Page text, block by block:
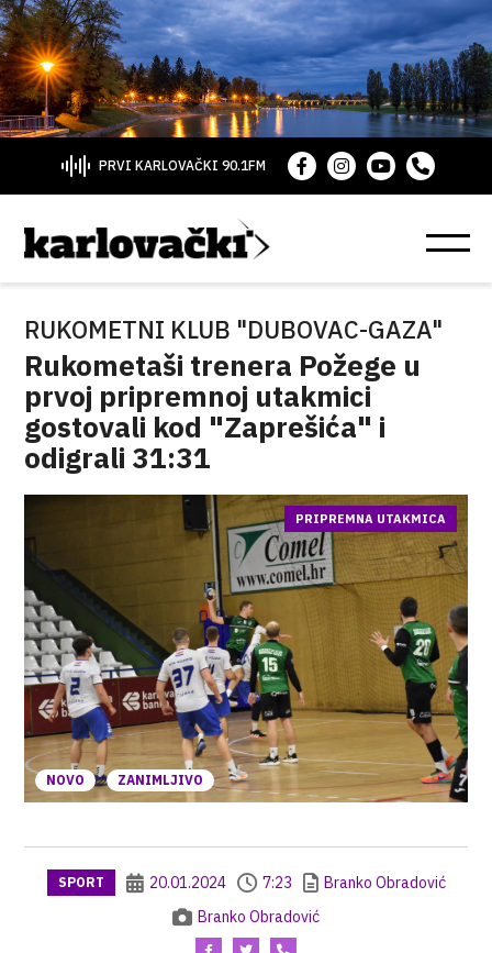
PRVI KARLOVAČKI 90.1FM
RUKOMETNI KLUB "DUBOVAC-GAZA"
Rukometaši trenera Požege u
prvoj pripremnoj utakmici
gostovali kod "Zaprešića" i
odigrali 31:31
NOVO ZANIMLJIVO
PRIPREMNA UTAKMICA
SPORT 20.01.2024 7:23
Branko Obradović
Branko Obradović